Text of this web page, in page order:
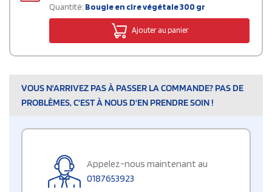
Quantité: Bougie en cire végétale 300 gr
Ajouter au panier
VOUS N'ARRIVEZ PAS À PASSER LA COMMANDE? PAS DE
PROBLÈMES, C'EST À NOUS D'EN PRENDRE SOIN !
Appelez-nous maintenant au
0187653923